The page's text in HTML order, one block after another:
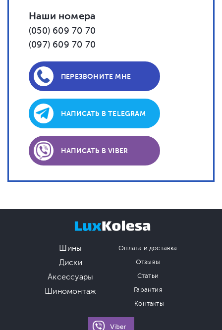
Наши номера
(050) 609 70 70
(097) 609 70 70
ПЕРЕЗВОНИТЕ МНЕ
НАПИСАТЬ В TELEGRAM
НАПИСАТЬ В VIBER
Шины
Диски
Аксессуары
Шиномонтаж
Оплата и доставка
Отзывы
Статьи
Гарантия
Контакты